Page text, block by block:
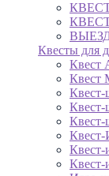
Квесты для
Квест
Квест
Квест-
Квест-
Квест-
Квест-
Квест-